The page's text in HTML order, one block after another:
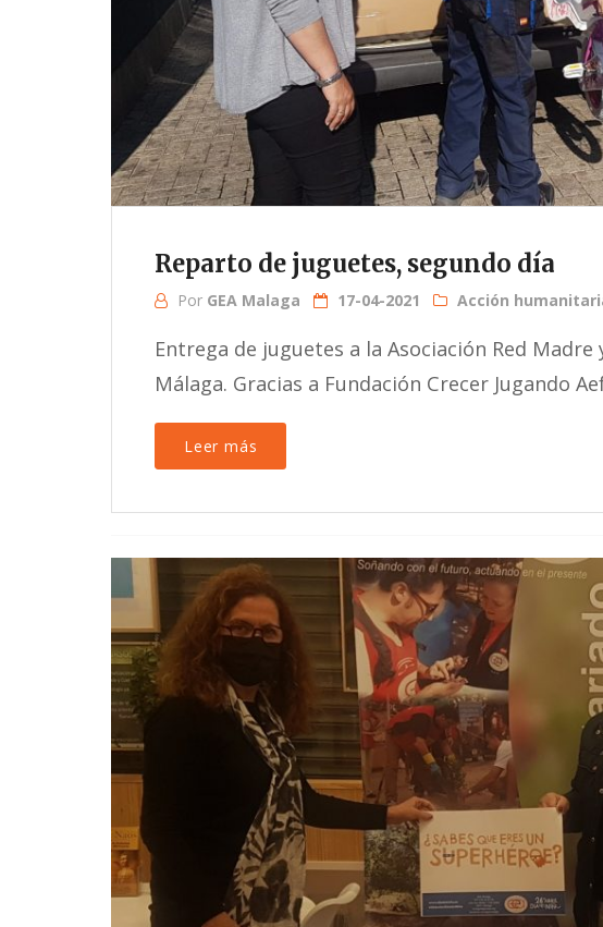
Reparto de juguetes, segundo día
Por GEA Malaga 17-04-2021 Acción
Entrega de juguetes a la Asociación Red Madre
Málaga. Gracias a Fundación Crecer Jugando
Leer más